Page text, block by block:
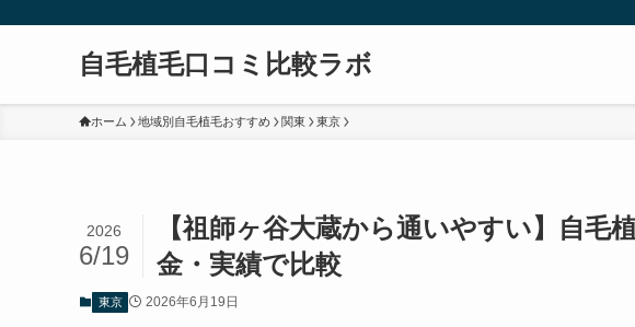
自毛植毛口コミ比較ラボ
ホーム 地域別自毛植毛おすすめ 関東 東京
【祖師ヶ谷大蔵から通いやすい】自毛
金・実績で比較
2026
6/19
東京 2026年6月19日